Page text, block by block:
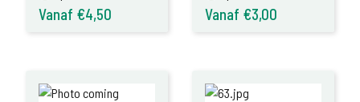
Vanaf €4,50 Vanaf €3,00